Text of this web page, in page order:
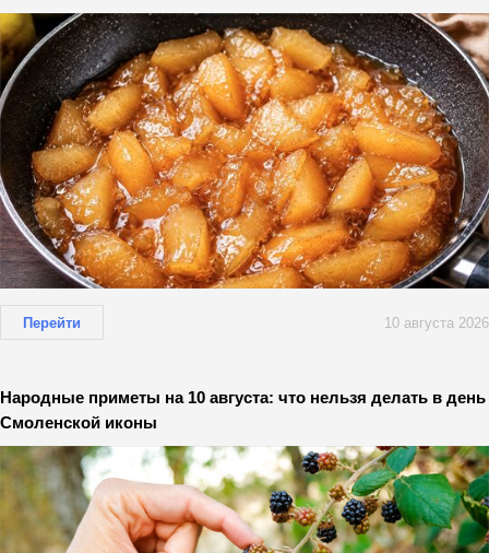
Перейти 10 августа 2026
Народные приметы на 10 августа: что нельзя делать в день
Смоленской иконы